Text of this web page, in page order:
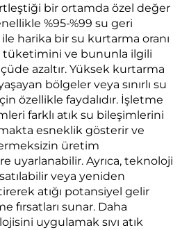
bir ortamda özel değer
%95-%99 su geri
harika bir su kurtarma oranı
tüketimini ve bununla ilgili
azaltır. Yüksek kurtarma
bölgeler veya sınırlı su
özellikle faydalıdır. İşletme
farklı atık su bileşimlerini
esneklik gösterir ve
üretim
uyarlanabilir. Ayrıca, teknoloji
veya yeniden
atığı potansiyel gelir
fırsatları sunar. Daha
uygulamak sıvı atık